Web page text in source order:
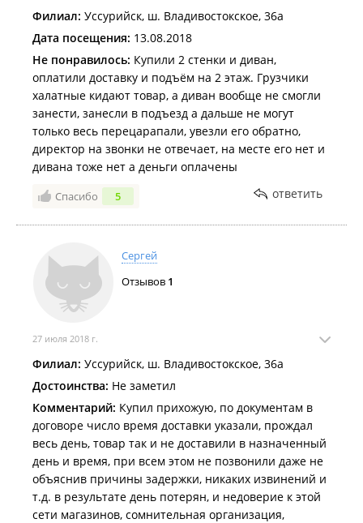
Филиал: Уссурийск, ш. Владивостокское, 36а
Дата посещения: 13.08.2018
Не понравилось: Купили 2 стенки и диван,
оплатили доставку и подъём на 2 этаж. Грузчики
халатные кидают товар, а диван вообще не смогли
занести, занесли в подъезд а дальше не могут
только весь перецарапали, увезли его обратно,
директор на звонки не отвечает, на месте его нет и
дивана тоже нет а деньги оплачены
Спасибо 5 ответить
Сергей
Отзывов 1
27 июля 2018 г.
Филиал: Уссурийск, ш. Владивостокское, 36а
Достоинства: Не заметил
Комментарий: Купил прихожую, по документам в
договоре число время доставки указали, прождал
весь день, товар так и не доставили в назначенный
день и время, при всем этом не позвонили даже не
объяснив причины задержки, никаких извинений и
т.д. в результате день потерян, и недоверие к этой
сети магазинов, сомнительная организация,